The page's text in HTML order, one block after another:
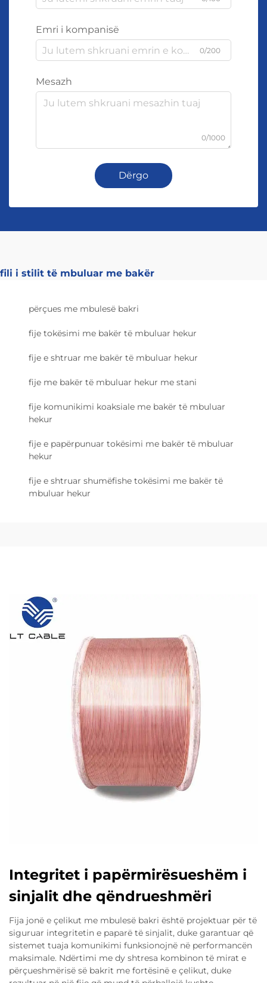
Emri i kompanisë
0/200
Mesazh
0/1000
Dërgo
fili i stilit të mbuluar me bakër
përçues me mbulesë bakri
fije tokësimi me bakër të mbuluar hekur
fije e shtruar me bakër të mbuluar hekur
fije me bakër të mbuluar hekur me stani
fije komunikimi koaksiale me bakër të mbuluar
hekur
fije e papërpunuar tokësimi me bakër të mbuluar
hekur
fije e shtruar shumëfishe tokësimi me bakër të
mbuluar hekur
Integritet i papërmirësueshëm i
sinjalit dhe qëndrueshmëri
Fija jonë e çelikut me mbulesë bakri është projektuar për të
siguruar integritetin e paparë të sinjalit, duke garantuar që
sistemet tuaja komunikimi funksionojnë në performancën
maksimale. Ndërtimi me dy shtresa kombinon të mirat e
përçueshmërisë së bakrit me fortësinë e çelikut, duke